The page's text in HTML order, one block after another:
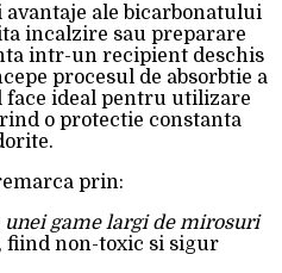
ale bicarbonatului
incalzire sau preparare
intr-un recipient deschis
procesul de absorbtie a
ideal pentru utilizare
o protectie constanta
prin:
game largi de mirosuri
fiind non-toxic si sigur